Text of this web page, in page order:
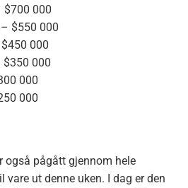
$700 000
$550 000
000
$350 000
000
000
også pågått gjennom hele
vare ut denne uken. I dag er den